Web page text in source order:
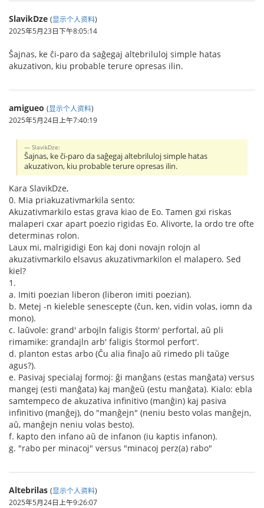
SlavikDze (显示个人资料)
2025年5月23日下午8:05:14
Ŝajnas, ke ĉi-paro da saĝegaj altebriluloj simple hatas
akuzativon, kiu probable terure opresas ilin.
amigueo (显示个人资料)
2025年5月24日上午7:40:19
SlavikDze:
Ŝajnas, ke ĉi-paro da saĝegaj altebriluloj simple hatas
akuzativon, kiu probable terure opresas ilin.
Kara SlavikDze,
0. Mia priakuzativmarkila sento:
Akuzativmarkilo estas grava kiao de Eo. Tamen gxi riskas
malaperi cxar apart poezio rigidas Eo. Alivorte, la ordo tre ofte
determinas rolon.
Laux mi, malrigidigi Eon kaj doni novajn rolojn al
akuzativmarkilo elsavus akuzativmarkilon el malapero. Sed
kiel?
1.
a. Imiti poezian liberon (liberon imiti poezian).
b. Metej -n kieleble senescepte (ĉun, ken, vidin volas, iomn da
mono).
c. laŭvole: grand' arbojln faligis ŝtorm' perfortal, aŭ pli
rimamike: grandajln arb' faligis ŝtormol perfort'.
d. planton estas arbo (Ĉu alia finaĵo aŭ rimedo pli taŭge
agus?).
e. Pasivaj specialaj formoj: ĝi manĝans (estas manĝata) versus
mangej (esti manĝata) kaj manĝeŭ (estu manĝata). Kialo: ebla
samtempeco de akuzativa infinitivo (manĝin) kaj pasiva
infinitivo (manĝej), do "manĝejn" (neniu besto volas manĝejn,
aŭ, manĝejn neniu volas besto).
f. kapto den infano aŭ de infanon (iu kaptis infanon).
g. "rabo per minacoj" versus "minacoj perz(a) rabo"
Altebrilas (显示个人资料)
2025年5月24日上午9:26:07